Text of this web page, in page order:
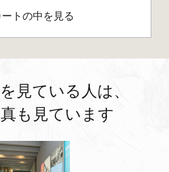
ートの中を見る
見ている人は、
も見ています